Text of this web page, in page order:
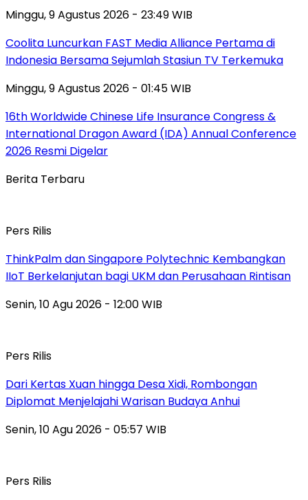
Minggu, 9 Agustus 2026 - 23:49 WIB
Coolita Luncurkan FAST Media Alliance Pertama di
Indonesia Bersama Sejumlah Stasiun TV Terkemuka
Minggu, 9 Agustus 2026 - 01:45 WIB
16th Worldwide Chinese Life Insurance Congress &
International Dragon Award (IDA) Annual Conference
2026 Resmi Digelar
Berita Terbaru
Pers Rilis
ThinkPalm dan Singapore Polytechnic Kembangkan
IIoT Berkelanjutan bagi UKM dan Perusahaan Rintisan
Senin, 10 Agu 2026 - 12:00 WIB
Pers Rilis
Dari Kertas Xuan hingga Desa Xidi, Rombongan
Diplomat Menjelajahi Warisan Budaya Anhui
Senin, 10 Agu 2026 - 05:57 WIB
Pers Rilis